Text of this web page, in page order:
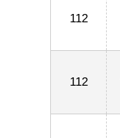
112
112